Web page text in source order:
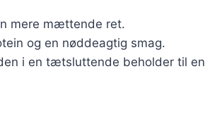
mere mættende ret.
og en nøddeagtig smag.
i en tætsluttende beholder til en